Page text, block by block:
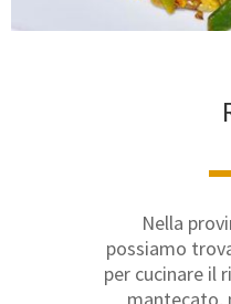
Nella
possiamo
per cucinare il